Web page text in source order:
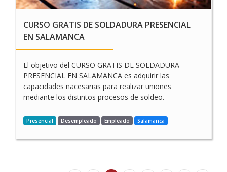
CURSO GRATIS DE SOLDADURA PRESENCIAL
EN SALAMANCA
El objetivo del CURSO GRATIS DE SOLDADURA
PRESENCIAL EN SALAMANCA es adquirir las
capacidades nacesarias para realizar uniones
mediante los distintos procesos de soldeo.
Presencial Desempleado Empleado Salamanca